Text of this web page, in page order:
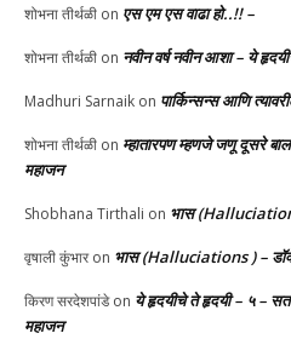
शोभना तीर्थळी on एस एम एस वाढा हो..!! –
शोभना तीर्थळी on नवीन वर्ष नवीन आशा – ये
Madhuri Sarnaik on पार्किन्सन्स आणि
शोभना तीर्थळी on म्हातारपण म्हणजे जणू दूसरे
महाजन
Shobhana Tirthali on भास
वृषाली कुंभारon भास (Halluciations ) –
किरण सरदेशपांडेon ये हृदयीचे ते हृदयी – ५ –
महाजन